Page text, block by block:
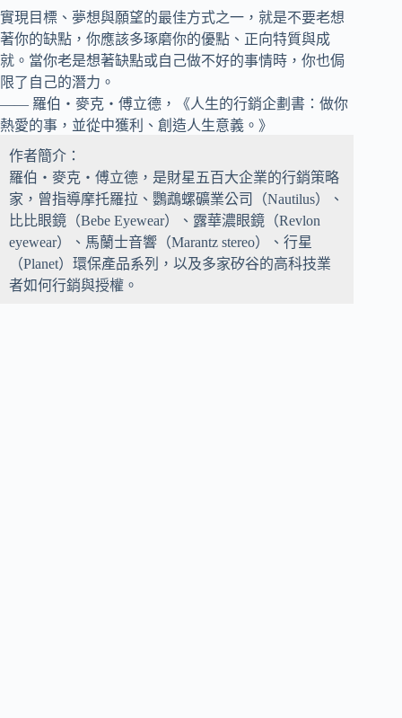
實現目標、夢想與願望的最佳方式之一，就是不要老想
著你的缺點，你應該多琢磨你的優點、正向特質與成
就。當你老是想著缺點或自己做不好的事情時，你也侷
限了自己的潛力。
—— 羅伯・麥克・傅立德，《人生的行銷企劃書：做你
熱愛的事，並從中獲利、創造人生意義。》
作者簡介：
羅伯・麥克・傅立德，是財星五百大企業的行銷策略
家，曾指導摩托羅拉、鸚鵡螺礦業公司（Nautilus）、
比比眼鏡（Bebe Eyewear）、露華濃眼鏡（Revlon
eyewear）、馬蘭士音響（Marantz stereo）、行星
（Planet）環保產品系列，以及多家矽谷的高科技業
者如何行銷與授權。